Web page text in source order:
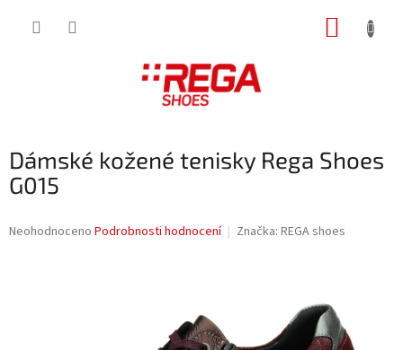
Dámské kožené tenisky Rega Shoes
G015
Průměrné
Neohodnoceno Podrobnosti hodnocení Značka: REGA shoes